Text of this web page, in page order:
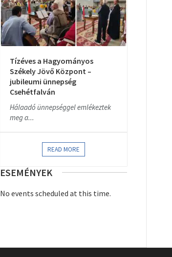
Tízéves a Hagyományos
Székely Jövő Központ –
jubileumi ünnepség
Csehétfalván
Hálaadó ünnepséggel emlékeztek
meg a...
READ MORE
ESEMÉNYEK
No events scheduled at this time.